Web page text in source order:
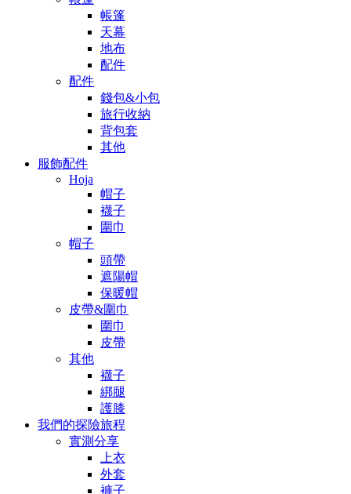
帳篷
天幕
地布
配件
配件
錢包&小包
旅行收納
背包套
其他
服飾配件
Hoja
帽子
襪子
圍巾
帽子
頭帶
遮陽帽
保暖帽
皮帶&圍巾
圍巾
皮帶
其他
襪子
綁腿
護膝
我們的探險旅程
實測分享
上衣
外套
褲子